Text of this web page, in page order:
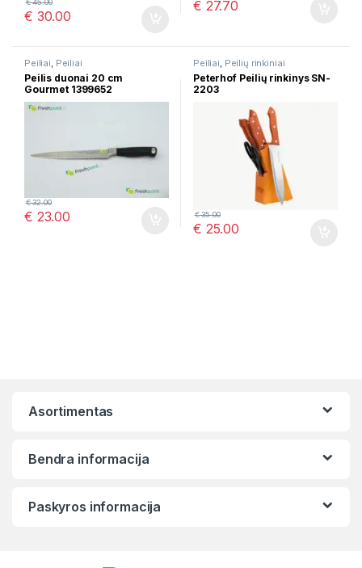
€ 30.00
€ 27.70
Peiliai, Peiliai
Peilis duonai 20 cm
Gourmet 1399652
€ 23.00
€32.00
Peiliai, Peilių rinkiniai
Peterhof Peilių rinkinys SN-
2203
€ 25.00
€35.00
Asortimentas
Bendra informacija
Paskyros informacija